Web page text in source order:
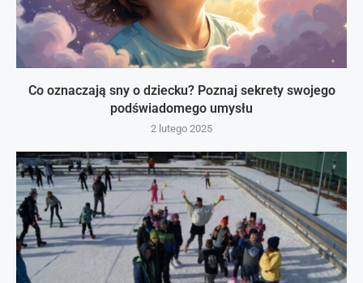
Co oznaczają sny o dziecku? Poznaj sekrety swojego
podświadomego umysłu
2 lutego 2025